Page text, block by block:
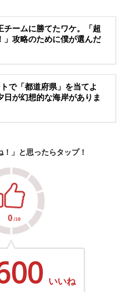
チームに勝てたワケ。「超
」攻略のために僕が選んだ
で「都道府県」を当てよ
日が幻想的な海岸がありま
」と思ったらタップ！
いいね